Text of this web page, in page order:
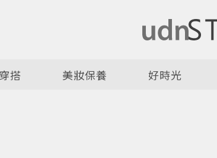
搭 美妝保養 好時光